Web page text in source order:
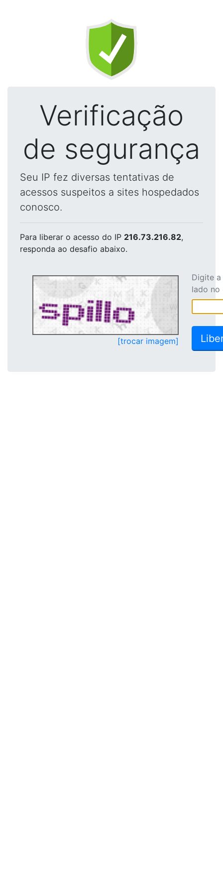
Verificação
de segurança
Seu IP fez diversas tentativas de
acessos suspeitos a sites hospedados
conosco.
Para liberar o acesso do IP 216.73.216.82,
responda ao desafio abaixo.
[trocar imagem]
Digite
lado no